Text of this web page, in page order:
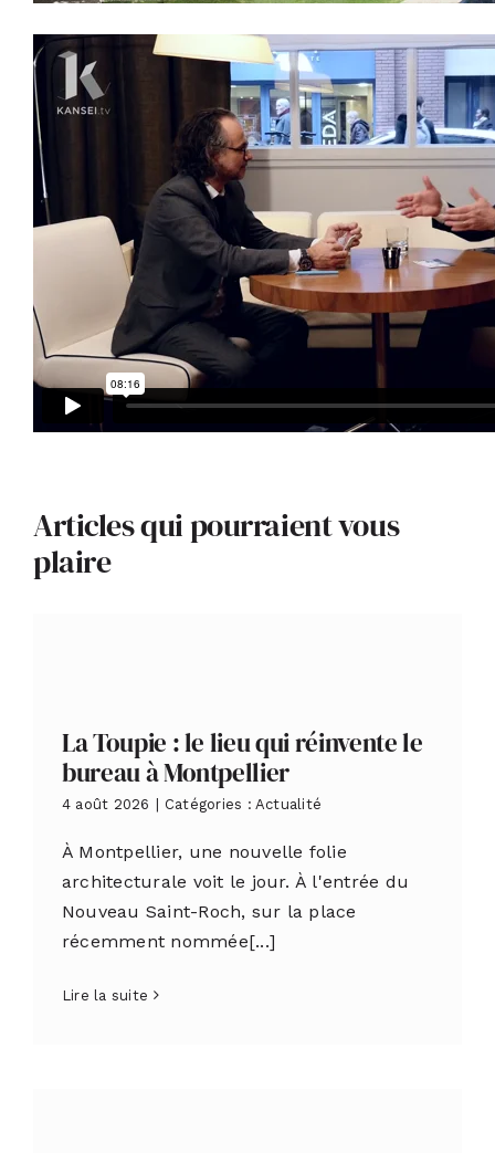
Articles qui pourraient vous
plaire
La Toupie : le lieu qui réinvente le
bureau à Montpellier
4 août 2026 | Catégories : Actualité
À Montpellier, une nouvelle folie
architecturale voit le jour. À l'entrée du
Nouveau Saint-Roch, sur la place
récemment nommée[...]
Lire la suite